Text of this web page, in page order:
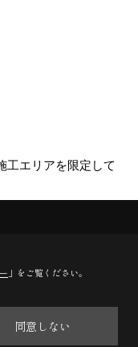
工エリアを限定して
」をご覧ください。
同意しない